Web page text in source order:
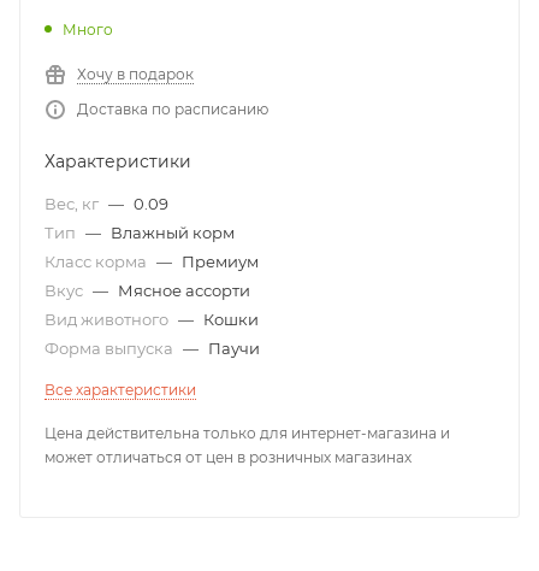
Много
Хочу в подарок
Доставка по расписанию
Характеристики
Вес, кг — 0.09
Тип — Влажный корм
Класс корма — Премиум
Вкус — Мясное ассорти
Вид животного — Кошки
Форма выпуска — Паучи
Все характеристики
Цена действительна только для интернет-магазина и
может отличаться от цен в розничных магазинах